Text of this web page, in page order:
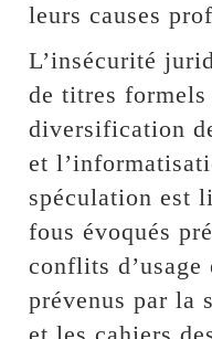
leurs causes
L’insécurité
de titres
diversification
et
spéculation est
fous évoqués
conflits d’usage
prévenus par la